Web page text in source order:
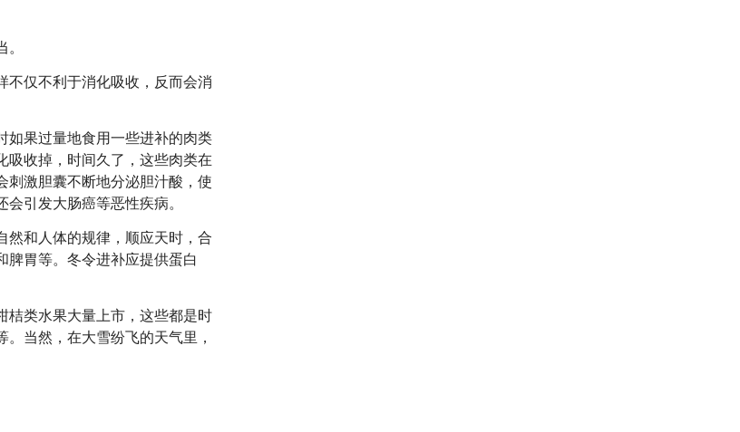
不仅不利于消化吸收，反而会消
如果过量地食用一些进补的肉类
吸收掉，时间久了，这些肉类在
刺激胆囊不断地分泌胆汁酸，使
引发大肠癌等恶性疾病。
然和人体的规律，顺应天时，合
脾胃等。冬令进补应提供蛋白
桔类水果大量上市，这些都是时
当然，在大雪纷飞的天气里，